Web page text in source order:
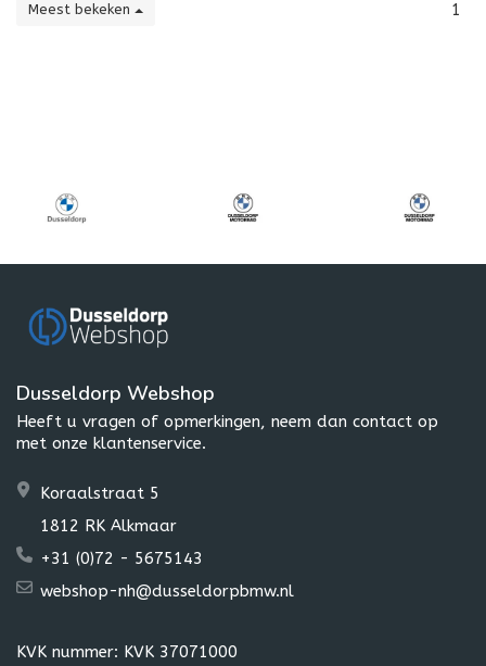
Meest bekeken 1
Dusseldorp Webshop
Heeft u vragen of opmerkingen, neem dan contact op
met onze klantenservice.
Koraalstraat 5
1812 RK Alkmaar
+31 (0)72 - 5675143
webshop-nh@dusseldorpbmw.nl
KVK nummer: KVK 37071000